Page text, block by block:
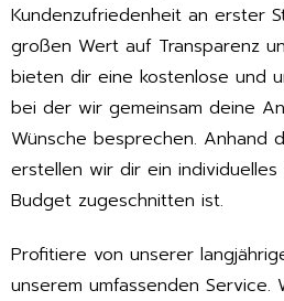
Kundenzufriedenheit an erster
großen Wert auf Transparenz
bieten dir eine kostenlose und
bei der wir gemeinsam deine
Wünsche besprechen. Anhand
erstellen wir dir ein
Budget zugeschnitten ist.
Profitiere von unserer
unserem umfassenden Service.